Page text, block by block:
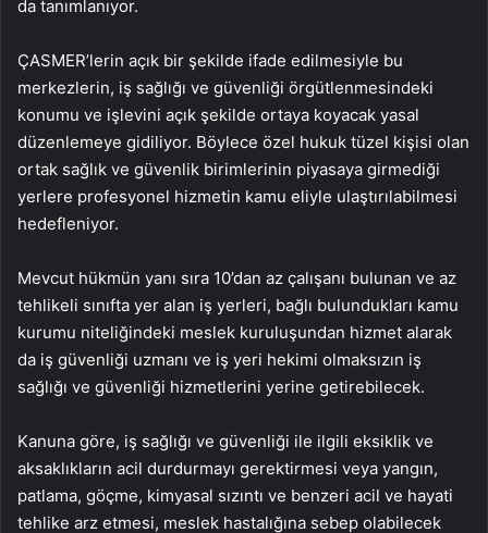
da tanımlanıyor.
ÇASMER’lerin açık bir şekilde ifade edilmesiyle bu
merkezlerin, iş sağlığı ve güvenliği örgütlenmesindeki
konumu ve işlevini açık şekilde ortaya koyacak yasal
düzenlemeye gidiliyor. Böylece özel hukuk tüzel kişisi olan
ortak sağlık ve güvenlik birimlerinin piyasaya girmediği
yerlere profesyonel hizmetin kamu eliyle ulaştırılabilmesi
hedefleniyor.
Mevcut hükmün yanı sıra 10’dan az çalışanı bulunan ve az
tehlikeli sınıfta yer alan iş yerleri, bağlı bulundukları kamu
kurumu niteliğindeki meslek kuruluşundan hizmet alarak
da iş güvenliği uzmanı ve iş yeri hekimi olmaksızın iş
sağlığı ve güvenliği hizmetlerini yerine getirebilecek.
Kanuna göre, iş sağlığı ve güvenliği ile ilgili eksiklik ve
aksaklıkların acil durdurmayı gerektirmesi veya yangın,
patlama, göçme, kimyasal sızıntı ve benzeri acil ve hayati
tehlike arz etmesi, meslek hastalığına sebep olabilecek